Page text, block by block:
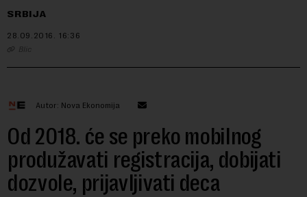
SRBIJA
28.09.2016. 16:36
Blic
Autor: Nova Ekonomija
Od 2018. će se preko mobilnog
produžavati registracija, dobijati
dozvole, prijavljivati deca